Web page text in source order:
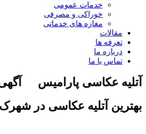
خدمات عمومی
خوراکی و مصرفی
مغازه های خدماتی
مقالات
تعرفه ها
درباره ما
تماس با ما
آتلیه عکاسی پارامیس
بهترین آتلیه عکاسی در